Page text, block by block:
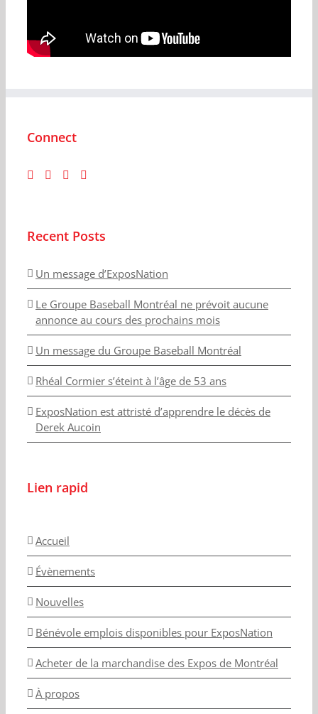
Connect
Recent Posts
Un message d’ExposNation
Le Groupe Baseball Montréal ne prévoit aucune
annonce au cours des prochains mois
Un message du Groupe Baseball Montréal
Rhéal Cormier s’éteint à l’âge de 53 ans
ExposNation est attristé d’apprendre le décès de
Derek Aucoin
Lien rapid
Accueil
Évènements
Nouvelles
Bénévole emplois disponibles pour ExposNation
Acheter de la marchandise des Expos de Montréal
À propos